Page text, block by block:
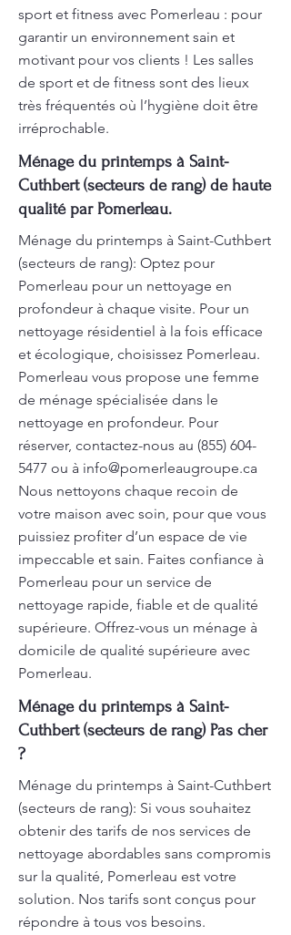
sport et fitness avec Pomerleau : pour
garantir un environnement sain et
motivant pour vos clients ! Les salles
de sport et de fitness sont des lieux
très fréquentés où l’hygiène doit être
irréprochable.
Ménage du printemps à Saint-
Cuthbert (secteurs de rang) de haute
qualité par Pomerleau.
Ménage du printemps à Saint-Cuthbert
(secteurs de rang): Optez pour
Pomerleau pour un nettoyage en
profondeur à chaque visite. Pour un
nettoyage résidentiel à la fois efficace
et écologique, choisissez Pomerleau.
Pomerleau vous propose une femme
de ménage spécialisée dans le
nettoyage en profondeur. Pour
réserver, contactez-nous au (855) 604-
5477 ou à info@pomerleaugroupe.ca
Nous nettoyons chaque recoin de
votre maison avec soin, pour que vous
puissiez profiter d’un espace de vie
impeccable et sain. Faites confiance à
Pomerleau pour un service de
nettoyage rapide, fiable et de qualité
supérieure. Offrez-vous un ménage à
domicile de qualité supérieure avec
Pomerleau.
Ménage du printemps à Saint-
Cuthbert (secteurs de rang) Pas cher
?
Ménage du printemps à Saint-Cuthbert
(secteurs de rang): Si vous souhaitez
obtenir des tarifs de nos services de
nettoyage abordables sans compromis
sur la qualité, Pomerleau est votre
solution. Nos tarifs sont conçus pour
répondre à tous vos besoins.